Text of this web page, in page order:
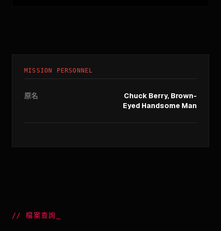
MISSION PERSONNEL
原名
Chuck Berry, Brown-
Eyed Handsome Man
//檔案查詢